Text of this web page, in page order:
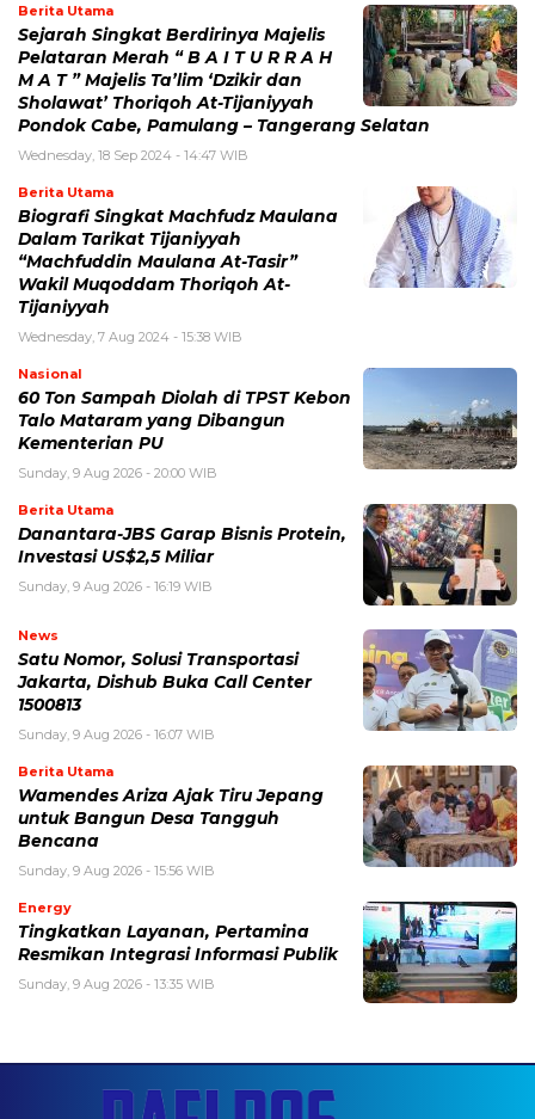
Berita Utama
Sejarah Singkat Berdirinya Majelis
Pelataran Merah “ B A I T U R R A H
M A T ” Majelis Ta’lim ‘Dzikir dan
Sholawat’ Thoriqoh At-Tijaniyyah
Pondok Cabe, Pamulang – Tangerang Selatan
Wednesday, 18 Sep 2024 - 14:47 WIB
Berita Utama
Biografi Singkat Machfudz Maulana
Dalam Tarikat Tijaniyyah
“Machfuddin Maulana At-Tasir”
Wakil Muqoddam Thoriqoh At-
Tijaniyyah
Wednesday, 7 Aug 2024 - 15:38 WIB
Nasional
60 Ton Sampah Diolah di TPST Kebon
Talo Mataram yang Dibangun
Kementerian PU
Sunday, 9 Aug 2026 - 20:00 WIB
Berita Utama
Danantara-JBS Garap Bisnis Protein,
Investasi US$2,5 Miliar
Sunday, 9 Aug 2026 - 16:19 WIB
News
Satu Nomor, Solusi Transportasi
Jakarta, Dishub Buka Call Center
1500813
Sunday, 9 Aug 2026 - 16:07 WIB
Berita Utama
Wamendes Ariza Ajak Tiru Jepang
untuk Bangun Desa Tangguh
Bencana
Sunday, 9 Aug 2026 - 15:56 WIB
Energy
Tingkatkan Layanan, Pertamina
Resmikan Integrasi Informasi Publik
Sunday, 9 Aug 2026 - 13:35 WIB